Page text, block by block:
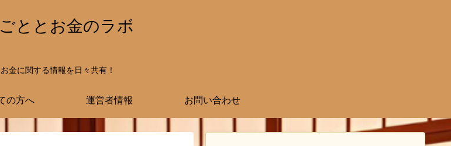
ととお金のラボ
お金に関する情報を日々共有！
の方へ 運営者情報 お問い合わせ